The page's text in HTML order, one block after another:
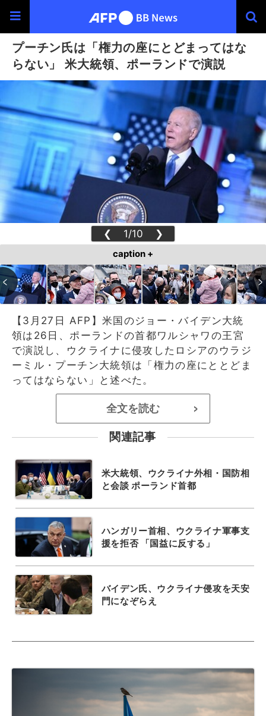
プーチン氏は「権力の座にとどまってはな
らない」 米大統領、ポーランドで演説
❮ 1/10 ❯
caption +
【3月27日 AFP】米国のジョー・バイデン大統
領は26日、ポーランドの首都ワルシャワの王宮
で演説し、ウクライナに侵攻したロシアのウラジ
ーミル・プーチン大統領は「権力の座にととどま
ってはならない」と述べた。
全文を読む >
関連記事
米大統領、ウクライナ外相・国防相
と会談 ポーランド首都
ハンガリー首相、ウクライナ軍事支
援を拒否 「国益に反する」
バイデン氏、ウクライナ侵攻を天安
門になぞらえ